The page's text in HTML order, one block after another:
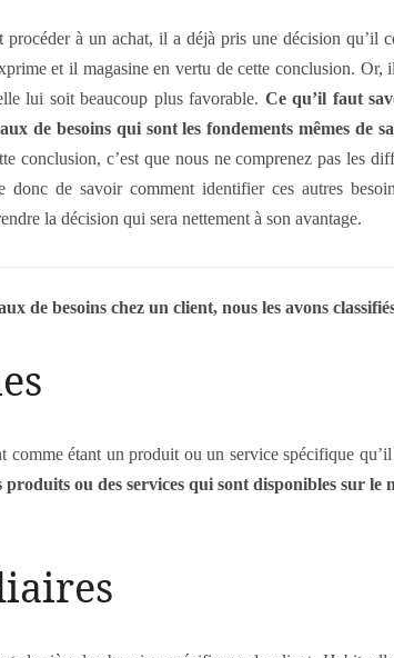
à un achat, il a déjà pris une décision qu’il
et il magasine en vertu de cette conclusion. Or,
lui soit beaucoup plus favorable. Ce qu’il faut
de besoins qui sont les fondements mêmes de
conclusion, c’est que nous ne comprenez pas les
de savoir comment identifier ces autres
la décision qui sera nettement à son avantage.
de besoins chez un client, nous les avons
comme étant un produit ou un service spécifique
ou des services qui sont disponibles sur le